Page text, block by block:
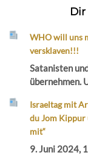
WHO will uns
versklaven!!!
Satanisten
übernehmen.
Israeltag mit
du Jom Kippur
mit“
9. Juni 2024,